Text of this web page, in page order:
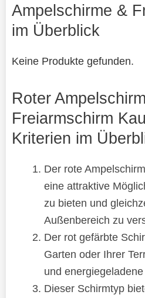
Ampelschirme &
im Überblick
Keine Produkte gefunden.
Roter
Freiarmschirm
Kriterien im
Der rote
eine attraktive
zu bieten und
Außenbereich zu
Der rot gefärbte
Garten oder Ihrer
und
Dieser Schirmtyp